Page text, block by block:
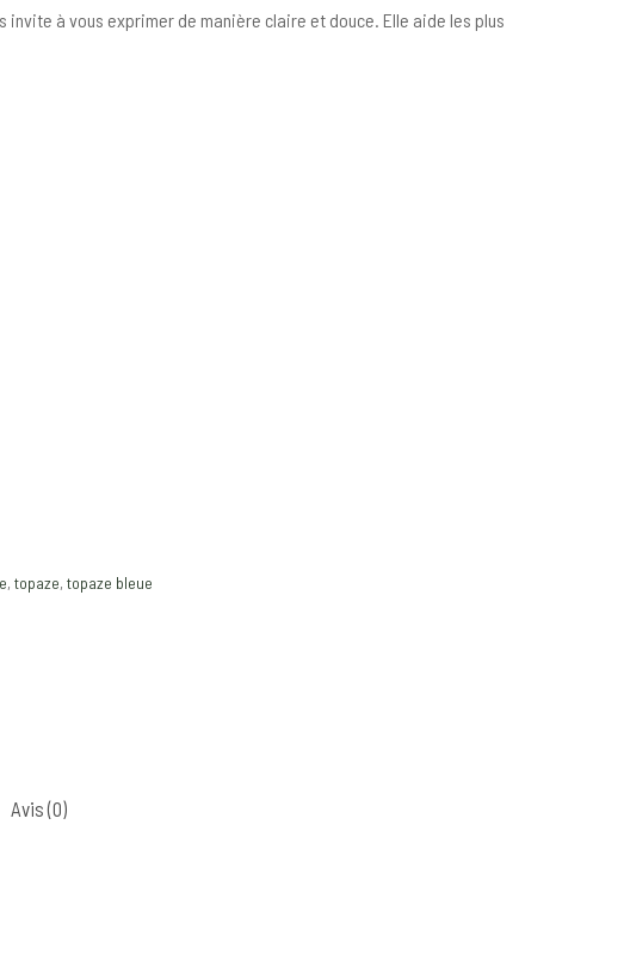
invite à vous exprimer de manière claire et douce. Elle aide les plus
, topaze, topaze bleue
Avis (0)